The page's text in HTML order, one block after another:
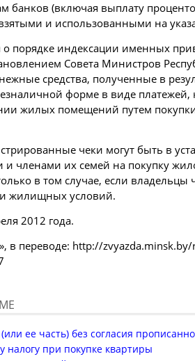
банков (включая выплату
и использованными на
порядке индексации именных
Совета Министров
средства, полученные в
форме в виде платежей,
жилых помещений путем
чеки могут быть в
и членами их семей на покупку
в том случае, если владельцы
жилищных условий.
2012 года.
в переводе: http://
ее часть) без согласия
налогу при покупке квартиры